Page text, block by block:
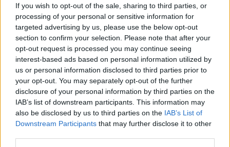
If you wish to opt-out of the sale, sharing to third parties, or
processing of your personal or sensitive information for
targeted advertising by us, please use the below opt-out
section to confirm your selection. Please note that after your
opt-out request is processed you may continue seeing
interest-based ads based on personal information utilized by
us or personal information disclosed to third parties prior to
your opt-out. You may separately opt-out of the further
disclosure of your personal information by third parties on the
IAB’s list of downstream participants. This information may
also be disclosed by us to third parties on the IAB’s List of
Downstream Participants that may further disclose it to other